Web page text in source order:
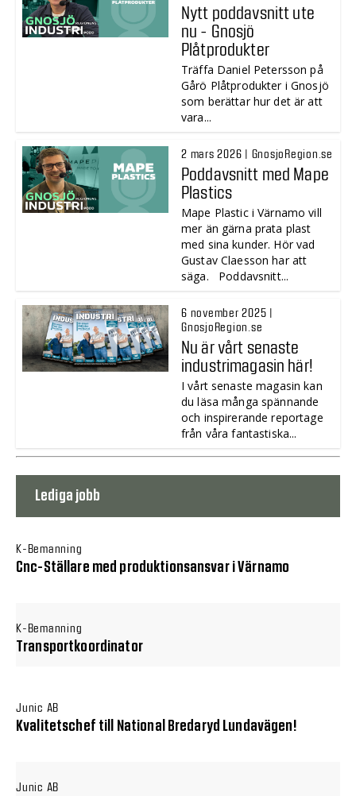
Nytt poddavsnitt ute
nu - Gnosjö
Plåtprodukter
Träffa Daniel Petersson på
Gårö Plåtprodukter i Gnosjö
som berättar hur det är att
vara...
2 mars 2026 | GnosjoRegion.se
Poddavsnitt med Mape
Plastics
Mape Plastic i Värnamo vill
mer än gärna prata plast
med sina kunder. Hör vad
Gustav Claesson har att
säga. Poddavsnitt...
6 november 2025 |
GnosjoRegion.se
Nu är vårt senaste
industrimagasin här!
I vårt senaste magasin kan
du läsa många spännande
och inspirerande reportage
från våra fantastiska...
Lediga jobb
K-Bemanning
Cnc-Ställare med produktionsansvar i Värnamo
K-Bemanning
Transportkoordinator
Junic AB
Kvalitetschef till National Bredaryd Lundavägen!
Junic AB